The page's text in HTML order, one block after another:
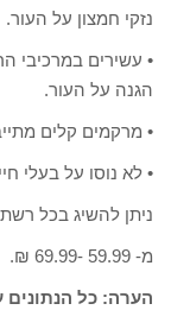
נזקי חמצון על העור.
• עשירים במרכיבי
הגנה על העור.
• מרקמים קלים
• לא נוסו על בעלי
ניתן להשיג בכל
מ- 59.99 -69.99 ₪.
הערה: כל